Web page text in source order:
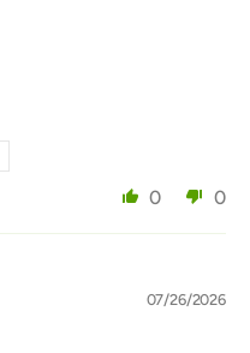
0 0
07/26/2026